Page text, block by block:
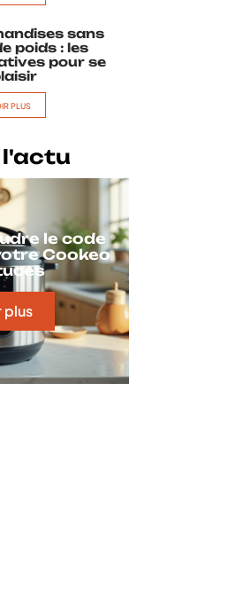
sans
poids : les
pour se
PLUS
l'actu
le code
Cookeo
plus